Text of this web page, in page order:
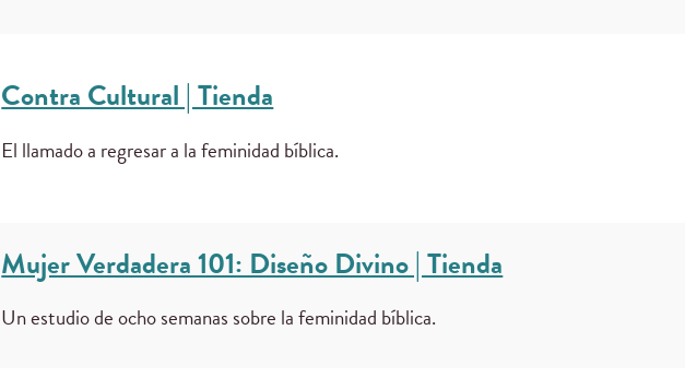
Contra Cultural | Tienda
El llamado a regresar a la feminidad bíblica.
Mujer Verdadera 101: Diseño Divino | Tienda
Un estudio de ocho semanas sobre la feminidad bíblica.